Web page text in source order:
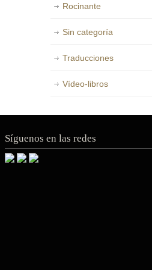
Rocinante
Sin categoría
Traducciones
Vídeo-libros
Síguenos en las redes